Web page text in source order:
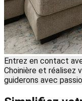
Entrez en contact
Choinière et réalisez
guiderons avec